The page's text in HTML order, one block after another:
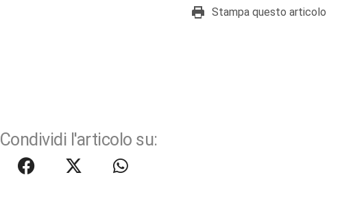
Stampa questo articolo
Condividi l'articolo su: